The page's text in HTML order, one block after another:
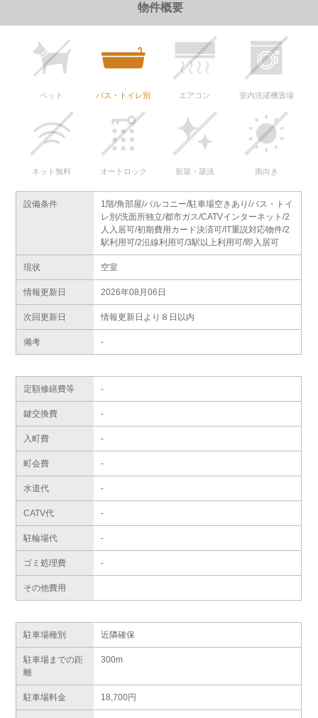
物件概要
ペット バス・トイレ別 エアコン 室内洗濯機置場
ネット無料 オートロック 新築・築浅 南向き
設備条件
1階/角部屋/バルコニー/駐車場空きあり/バス・トイ
レ別/洗面所独立/都市ガス/CATVインターネット/2
人入居可/初期費用カード決済可/IT重説対応物件/2
駅利用可/2沿線利用可/3駅以上利用可/即入居可
現状 空室
情報更新日 2026年08月06日
次回更新日 情報更新日より８日以内
備考 -
定額修繕費等 -
鍵交換費 -
入町費 -
町会費 -
水道代 -
CATV代 -
駐輪場代 -
ゴミ処理費 -
その他費用
駐車場種別 近隣確保
駐車場までの距
離
300m
駐車場料金 18,700円